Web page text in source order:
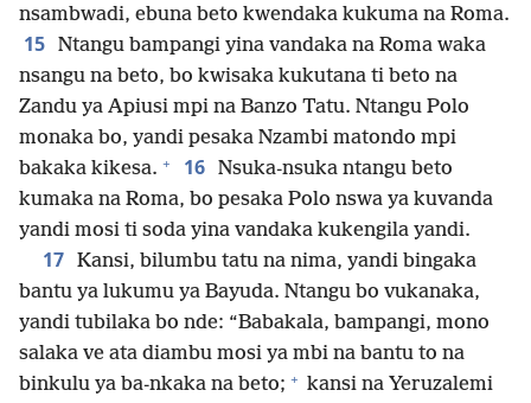
nsambwadi, ebuna beto kwendaka kukuma na Roma.
15 Ntangu bampangi yina vandaka na Roma waka
nsangu na beto, bo kwisaka kukutana ti beto na
Zandu ya Apiusi mpi na Banzo Tatu. Ntangu Polo
monaka bo, yandi pesaka Nzambi matondo mpi
bakaka kikesa. + 16 Nsuka-nsuka ntangu beto
kumaka na Roma, bo pesaka Polo nswa ya kuvanda
yandi mosi ti soda yina vandaka kukengila yandi.
17 Kansi, bilumbu tatu na nima, yandi bingaka
bantu ya lukumu ya Bayuda. Ntangu bo vukanaka,
yandi tubilaka bo nde: “Babakala, bampangi, mono
salaka ve ata diambu mosi ya mbi na bantu to na
binkulu ya ba-nkaka na beto; + kansi na Yeruzalemi